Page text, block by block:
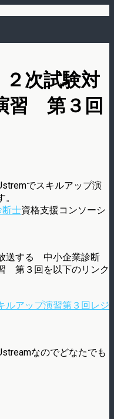
次試験対
習 第３回
でスキルアップ演
断士資格支援コンソーシ
送する 中小企業診断
第３回を以下のリンク
アップ演習第３回レジ
なのでどなたでも